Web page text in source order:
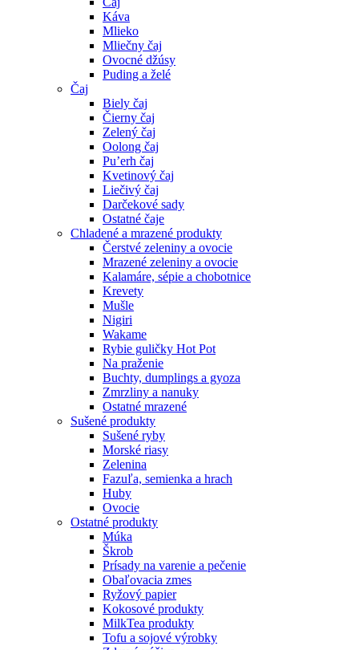
Káva
Mlieko
Mliečny čaj
Ovocné džúsy
Puding a želé
Čaj
Biely čaj
Čierny čaj
Zelený čaj
Oolong čaj
Pu’erh čaj
Kvetinový čaj
Liečivý čaj
Darčekové sady
Ostatné čaje
Chladené a mrazené produkty
Čerstvé zeleniny a ovocie
Mrazené zeleniny a ovocie
Kalamáre, sépie a chobotnice
Krevety
Mušle
Nigiri
Wakame
Rybie guličky Hot Pot
Na praženie
Buchty, dumplings a gyoza
Zmrzliny a nanuky
Ostatné mrazené
Sušené produkty
Sušené ryby
Morské riasy
Zelenina
Fazuľa, semienka a hrach
Huby
Ovocie
Ostatné produkty
Múka
Škrob
Prísady na varenie a pečenie
Obaľovacia zmes
Ryžový papier
Kokosové produkty
MilkTea produkty
Tofu a sojové výrobky